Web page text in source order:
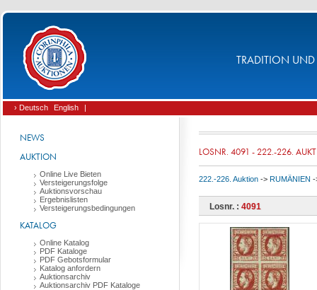
TRADITION UND
› Deutsch English |
NEWS
AUKTION
Online Live Bieten
Versteigerungsfolge
Auktionsvorschau
Ergebnislisten
Versteigerungsbedingungen
KATALOG
Online Katalog
PDF Kataloge
PDF Gebotsformular
Katalog anfordern
Auktionsarchiv
Auktionsarchiv PDF Kataloge
LOSNR. 4091 - 222.-226.
222.-226. Auktion -> RUMÄNIEN
Losnr. : 4091